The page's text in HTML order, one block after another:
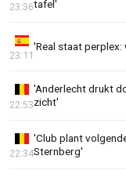
tafel'
23:36
'Real staat
23:11
'Anderlecht drukt
zicht'
22:53
'Club plant
Sternberg'
22:34